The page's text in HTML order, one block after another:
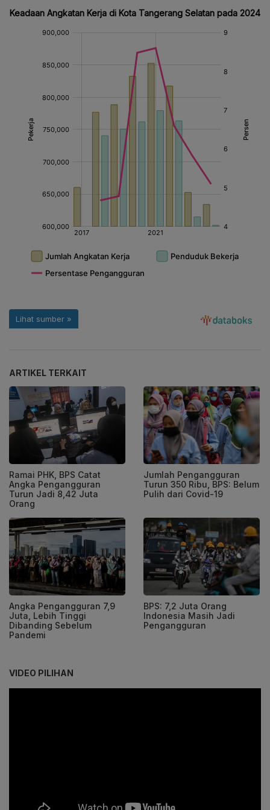
ARTIKEL TERKAIT
Ramai PHK, BPS Catat
Angka Pengangguran
Turun Jadi 8,42 Juta
Orang
Jumlah Pengangguran
Turun 350 Ribu, BPS: Belum
Pulih dari Covid-19
Angka Pengangguran 7,9
Juta, Lebih Tinggi
Dibanding Sebelum
Pandemi
BPS: 7,2 Juta Orang
Indonesia Masih Jadi
Pengangguran
VIDEO PILIHAN